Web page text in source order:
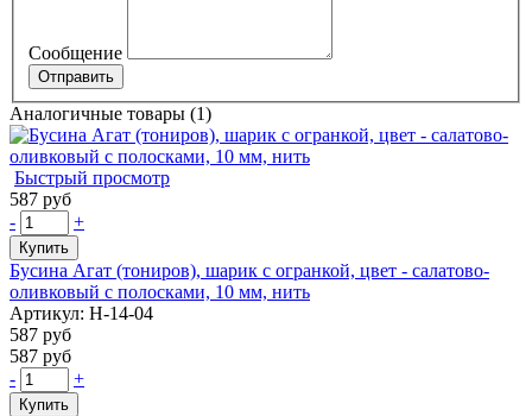
Сообщение
Аналогичные товары (1)
Быстрый просмотр
587 руб
-
+
Купить
Бусина Агат (тониров), шарик с огранкой, цвет - салатово-
оливковый с полосками, 10 мм, нить
Артикул: Н-14-04
587 руб
587 руб
-
+
Купить